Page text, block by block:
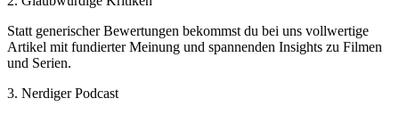
Statt generischer Bewertungen bekommst du bei uns vollwertige
Artikel mit fundierter Meinung und spannenden Insights zu Filmen
und Serien.
3. Nerdiger Podcast